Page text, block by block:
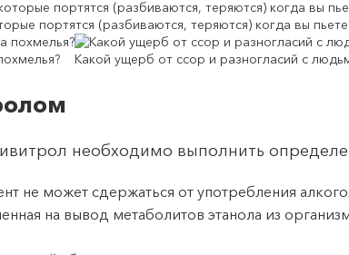
портятся (разбиваются, теряются) когда вы
Какой ущерб от ссор и разногласий с
необходимо выполнить
не может сдержаться от употребления
на вывод метаболитов этанола из